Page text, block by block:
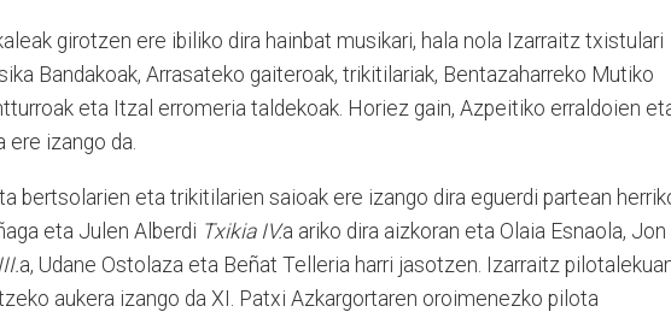
girotzen ere ibiliko dira hainbat musikari, hala nola Izarraitz txistulari
Bandakoak, Arrasateko gaiteroak, trikitilariak, Bentazaharreko Mutiko
eta Itzal erromeria taldekoak. Horiez gain, Azpeitiko erraldoien
ere izango da.
bertsolarien eta trikitilarien saioak ere izango dira eguerdi partean
eta Julen Alberdi Txikia IV.a ariko dira aizkoran eta Olaia Esnaola, Jon
a, Udane Ostolaza eta Beñat Telleria harri jasotzen. Izarraitz
aukera izango da XI. Patxi Azkargortaren oroimenezko pilota